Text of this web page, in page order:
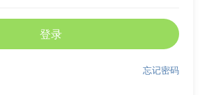
登录
忘记密码